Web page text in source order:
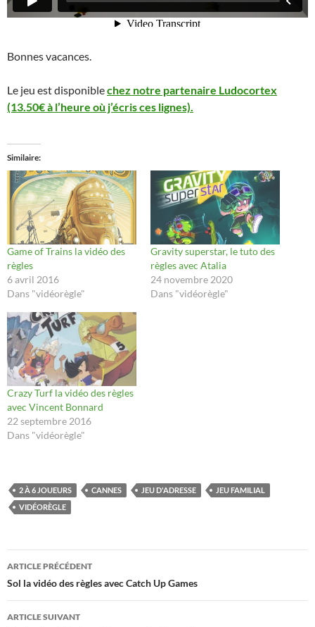
Bonnes vacances.
Le jeu est disponiblechez notre partenaire Ludocortex
(13.50€ à l’heure où j’écris ces lignes).
Similaire
Game of Trains la vidéo des
règles
6 avril 2016
Dans "vidéorègle"
Gravity superstar, le tuto des
règles avec Atalia
24 novembre 2020
Dans "vidéorègle"
Crazy Turf la vidéo des règles
avec Vincent Bonnard
22 septembre 2016
Dans "vidéorègle"
2 À 6 JOUEURS CANNES JEU D'ADRESSE
JEU FAMILIAL
VIDÉORÈGLE
Navigation
des
articles
ARTICLE PRÉCÉDENT
Sol la vidéo des règles avec Catch Up Games
ARTICLE SUIVANT